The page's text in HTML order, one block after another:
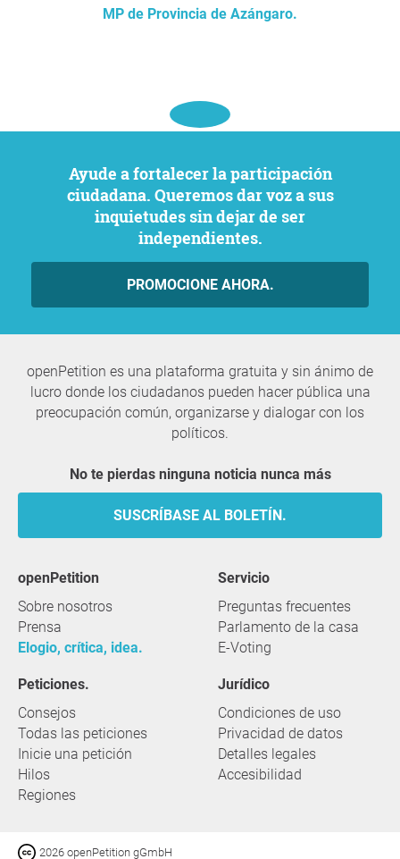
MP de Provincia de Azángaro.
Ayude a fortalecer la participación
ciudadana. Queremos dar voz a sus
inquietudes sin dejar de ser
independientes.
PROMOCIONE AHORA.
openPetition es una plataforma gratuita y sin ánimo de
lucro donde los ciudadanos pueden hacer pública una
preocupación común, organizarse y dialogar con los
políticos.
No te pierdas ninguna noticia nunca más
SUSCRÍBASE AL BOLETÍN.
openPetition
Sobre nosotros
Prensa
Elogio, crítica, idea.
servicio
Preguntas frecuentes
Parlamento de la casa
E-Voting
Peticiones.
Consejos
Todas las peticiones
Inicie una petición
Hilos
Regiones
Jurídico
Condiciones de uso
Privacidad de datos
Detalles legales
Accesibilidad
2026 openPetition gGmbH